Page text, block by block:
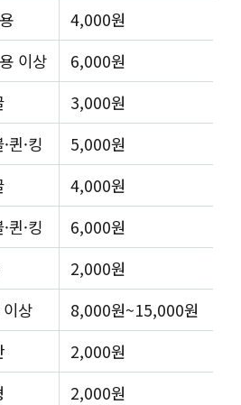
4,000원
이상
6,000원
3,000원
퀸·킹
5,000원
4,000원
퀸·킹
6,000원
2,000원
상
8,000원~15,000원
2,000원
2,000원